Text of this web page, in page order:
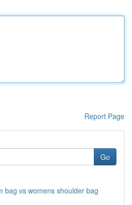
Report Page
Go
bag vs womens shoulder bag